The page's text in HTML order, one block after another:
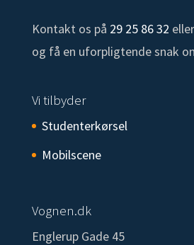
Kontakt os på 29 25 86 32 eller
og få en uforpligtende snak
Vi tilbyder
Studenterkørsel
Mobilscene
Vognen.dk
Englerup Gade 45